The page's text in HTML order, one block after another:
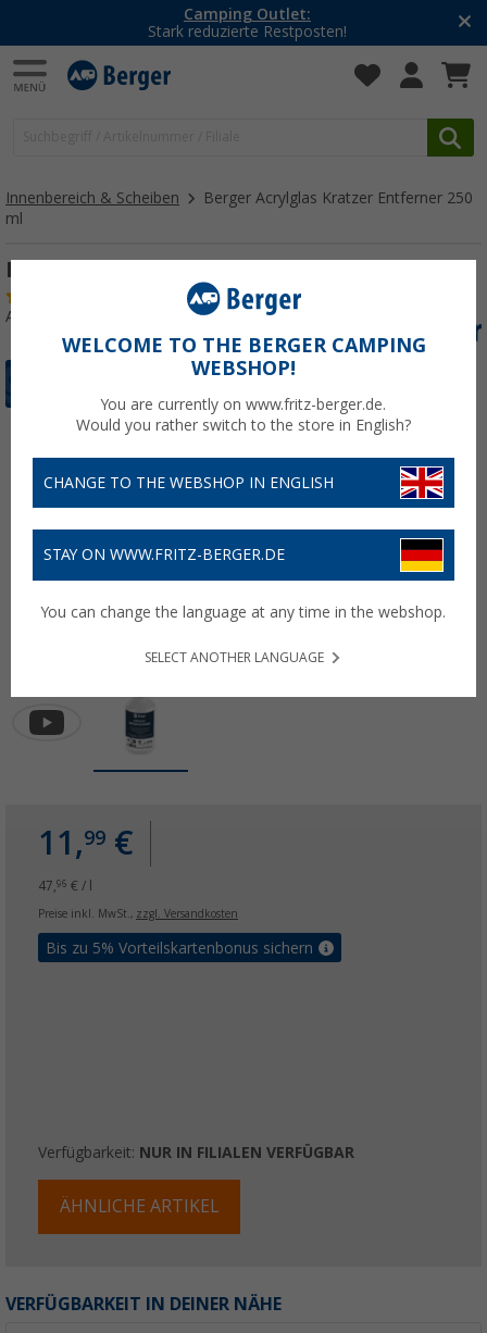
Camping Outlet:
Stark reduzierte Restposten!
Innenbereich & Scheiben
Berger Acrylglas Kratzer Entferner 250
ml
Berger Acrylglas Kratzer Entferner 250 ml
Art.-Nr.: 445520
11,99 €
47, 96 € / l
Preise inkl. MwSt., zzgl. Versandkosten
Bis zu 5% Vorteilskartenbonus sichern
Verfügbarkeit: NUR IN FILIALEN VERFÜGBAR
ÄHNLICHE ARTIKEL
VERFÜGBARKEIT IN DEINER NÄHE
WELCOME TO THE BERGER CAMPING
WEBSHOP!
You are currently on www.fritz-berger.de.
Would you rather switch to the store in English?
CHANGE TO THE WEBSHOP IN ENGLISH
STAY ON WWW.FRITZ-BERGER.DE
You can change the language at any time in the webshop.
SELECT ANOTHER LANGUAGE